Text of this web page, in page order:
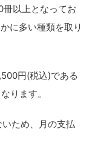
以上となってお
に多い種類を取り
円(税込)である
ります。
ため、月の支払